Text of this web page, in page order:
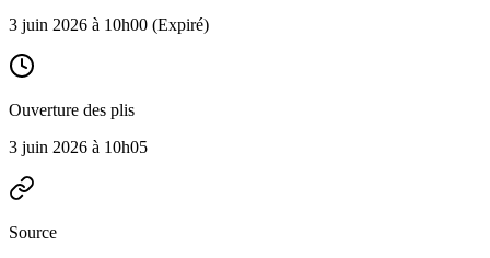
3 juin 2026 à 10h00 (Expiré)
Ouverture des plis
3 juin 2026 à 10h05
Source